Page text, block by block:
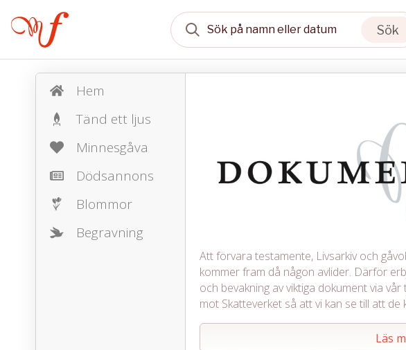
Sök
Hem
Tänd ett ljus
Minnesgåva
Dödsannons
Blommor
Begravning
Att förvara testamente, Livsarkiv och
kommer fram då någon avlider. Därför
och bevakning av viktiga dokument via
mot Skatteverket så att vi kan se till att
Läs